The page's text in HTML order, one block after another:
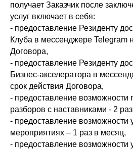
получает Заказчик после
услуг включает в себя:
- предоставление Резиденту
Клуба в мессенджере Telegram
Договора,
- предоставление Резиденту
Бизнес-акселератора в
срок действия Договора,
- предоставление возможности
разборов с наставниками - 2
- предоставление возможности
мероприятиях – 1 раз в месяц,
- предоставление возможности